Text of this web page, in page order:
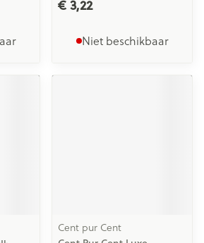
€ 3,22
Niet beschikbaar
Cent pur Cent